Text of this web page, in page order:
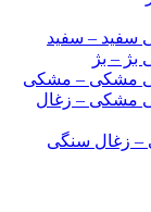
سفید – سفید
بژ – بژ
مشکی – مشکی
مشکی – زغال
– زغال سنگی